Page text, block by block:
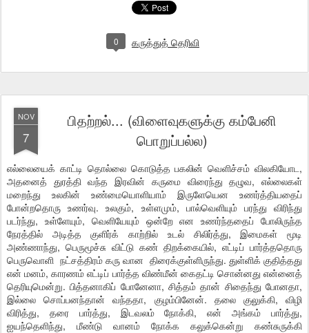
0 கருத்துத் தெரிவி
NOV
7
பிதற்றல்... (விளைவுகளுக்கு கம்பேனி
பொறுப்பல்ல)
எல்லையைக் காட்டி தொல்லை கொடுத்த பகலின் வெளிச்சம் விலகியோட,
அதனைத் துரத்தி வந்த இரவின் கருமை விரைந்து தழுவ, எல்லைகள்
மறைந்து உலகின் உண்மையொளியாம் இருளேயென உணர்த்தியதைப்
போன்றதொரு உணர்வு. உலகும், உள்ளமும், பால்வெளியும் பரந்து விரிந்து
படர்ந்து, உள்ளேயும், வெளியேயும் ஒன்றே என உணர்ந்ததைப் போலிருந்த
நேரத்தில் அடித்த குளிர்க் காற்றில் உடல் சிலிர்த்து, இமைகள் மூடி
அண்ணாந்து, பெருமூச்சு விட்டு கண் திறக்கையில், எட்டிப் பார்த்ததொரு
பெருவொளி நட்சத்திரம் கரு வான திரைக்குள்ளிருந்து. துள்ளிக் குதித்தது
என் மனம், காரணம் எட்டிப் பார்த்த விண்மீன் கைதட்டி சொன்னது என்னைத்
தெரியுமென்று. பித்தனாகிப் போனேனா, சித்தம் தான் சிதைந்து போனதா,
இல்லை சொப்பனந்தான் வந்ததா, குழம்பினேன். தலை குலுக்கி, விழி
விரித்து, தரை பார்த்து, இடவலம் நோக்கி, என் அங்கம் பார்த்து,
ஐயந்தெளிந்து, மீண்டு வானம் நோக்க கலுக்கென்று கண்சுருக்கி